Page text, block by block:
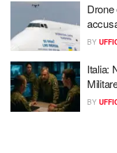
Drone
BY
Italia:
BY